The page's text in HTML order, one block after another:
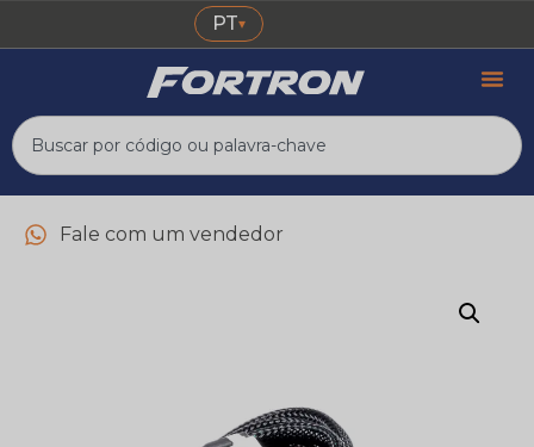
PT▾
Fale com um vendedor